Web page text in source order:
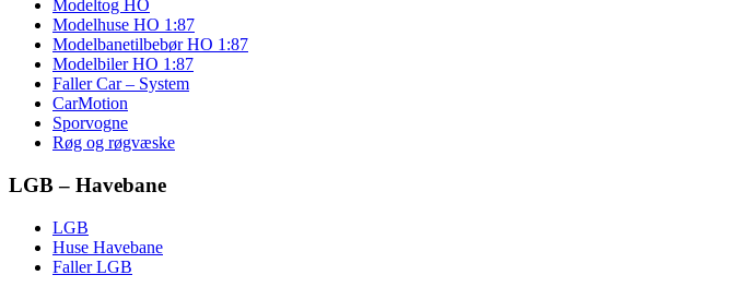
Modeltog HO
Modelhuse HO 1:87
Modelbanetilbebør HO 1:87
Modelbiler HO 1:87
Faller Car – System
CarMotion
Sporvogne
Røg og røgvæske
LGB – Havebane
LGB
Huse Havebane
Faller LGB